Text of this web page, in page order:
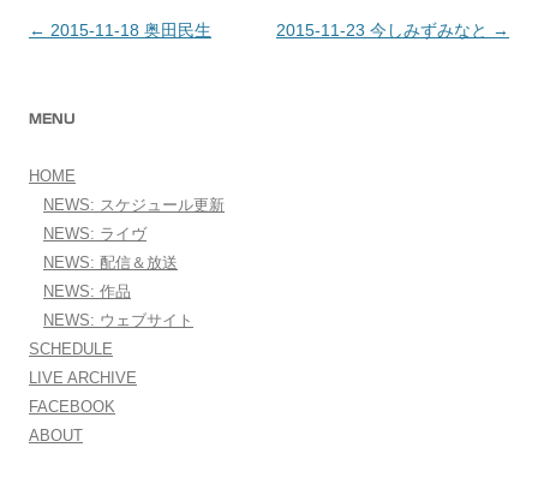
投稿ナビゲーション
← 2015-11-18 奥田民生 2015-11-23 今しみずみなと →
MENU
HOME
NEWS: スケジュール更新
NEWS: ライヴ
NEWS: 配信＆放送
NEWS: 作品
NEWS: ウェブサイト
SCHEDULE
LIVE ARCHIVE
FACEBOOK
ABOUT